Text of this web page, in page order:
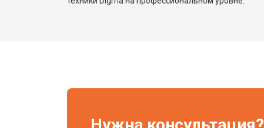
Замена камеры